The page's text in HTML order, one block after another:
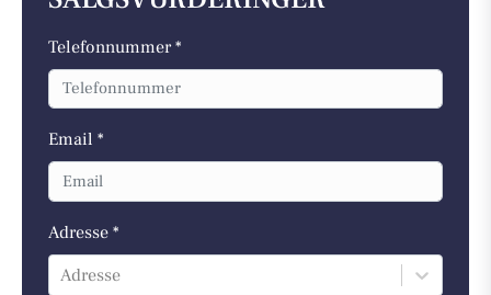
Telefonnummer *
Email *
Adresse *
Adresse